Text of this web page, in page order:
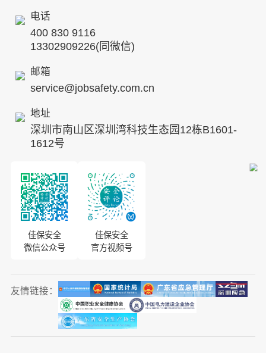
电话
400 830 9116
13302909226(同微信)
邮箱
service@jobsafety.com.cn
地址
深圳市南山区深圳湾科技生态园12栋B1601-
1612号
佳保安全
微信公众号
佳保安全
官方视频号
其他案例
企业文化
专家团队
发展历程
招贤纳士
ESG
8S安全服务联盟
投资者关系
友情链接：